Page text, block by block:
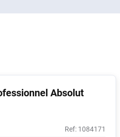
Absolut
: 1084171